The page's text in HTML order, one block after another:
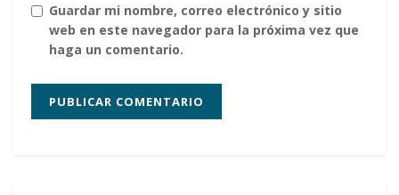
Guardar mi nombre, correo electrónico y sitio
web en este navegador para la próxima vez que
haga un comentario.